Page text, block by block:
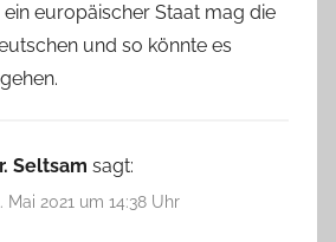
ein europäischer Staat mag die
und so könnte es
Seltsam sagt:
Mai 2021 um 14:38 Uhr